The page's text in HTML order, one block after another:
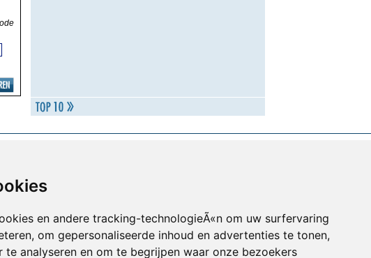
en andere tracking-technologieÃ«n om uw surfervaring
om gepersonaliseerde inhoud en advertenties te tonen,
analyseren en om te begrijpen waar onze bezoekers